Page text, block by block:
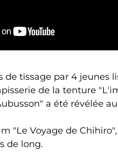
de tissage par 4 jeunes
de la tenture
a été révélée
"Le Voyage de
de long.